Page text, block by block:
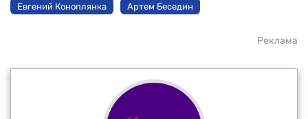
Евгений Коноплянка Артем Беседин
Реклама